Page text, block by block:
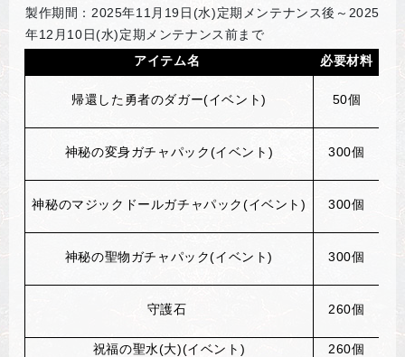
製作期間：2025年11月19日(水)定期メンテナンス後～2025
年12月10日(水)定期メンテナンス前まで
アイテム名
必要材料
帰還した勇者のダガー(イベント) 50個
神秘の変身ガチャパック(イベント) 300個
神秘のマジックドー ルガチャパック(イベント) 300個
神秘の聖物ガチャパック(イベント) 300個
守護石 260個
祝福の聖水(大)(イベント) 260個